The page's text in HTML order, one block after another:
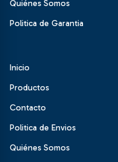
Quiénes Somos
Politica de Garantia
Inicio
Productos
Contacto
Politica de Envios
Quiénes Somos